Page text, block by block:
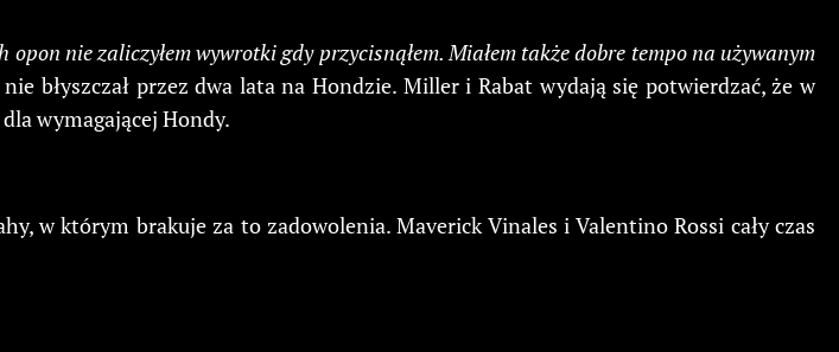
nie zaliczyłem wywrotki gdy przycisnąłem. Miałem także dobre tempo na używanym
błyszczał przez dwa lata na Hondzie. Miller i Rabat wydają się potwierdzać, że w
wymagającej Hondy.
w którym brakuje za to zadowolenia. Maverick Vinales i Valentino Rossi cały czas